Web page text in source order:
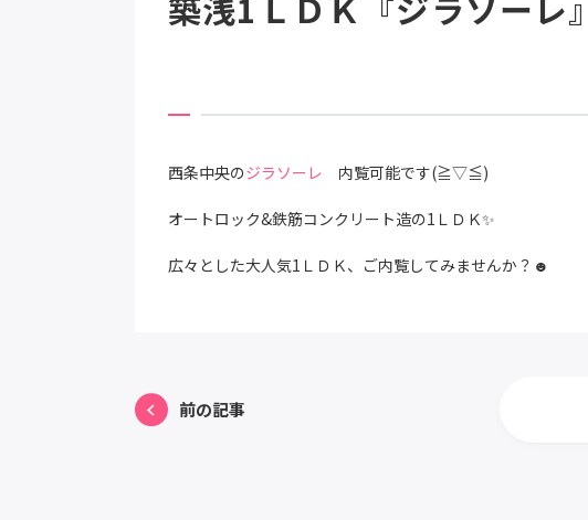
西条中央のジラソーレ 内覧可能です(≧▽≦)
オートロック&鉄筋コンクリート造の1ＬＤＫ✨
広々とした大人気1ＬＤＫ、ご内覧してみませんか？☻
前の記事